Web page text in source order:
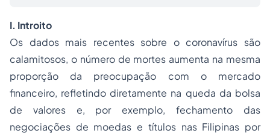
I. Introito
Os dados mais recentes sobre o coronavírus são
calamitosos, o número de mortes aumenta na mesma
proporção da preocupação com o mercado
financeiro, refletindo diretamente na queda da bolsa
de valores e, por exemplo, fechamento das
negociações de moedas e títulos nas Filipinas por